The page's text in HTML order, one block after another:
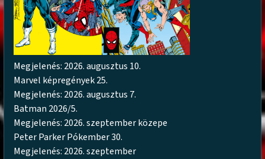
Megjelenés: 2026. augusztus 10.
Marvel képregények 25.
Megjelenés: 2026. augusztus 7.
Batman 2026/5.
Megjelenés: 2026. szeptember közepe
Peter Parker Pókember 30.
Megjelenés: 2026. szeptember